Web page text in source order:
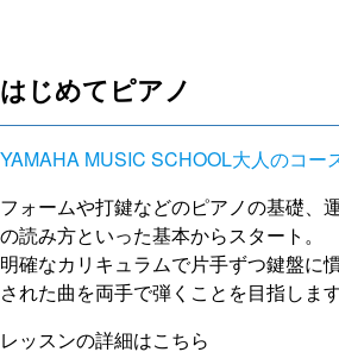
はじめてピアノ
YAMAHA MUSIC SCHOOL大人のコー
フォームや打鍵などのピアノの基礎、
の読み方といった基本からスタート。
明確なカリキュラムで片手ずつ鍵盤に
された曲を両手で弾くことを目指します
レッスンの詳細はこちら